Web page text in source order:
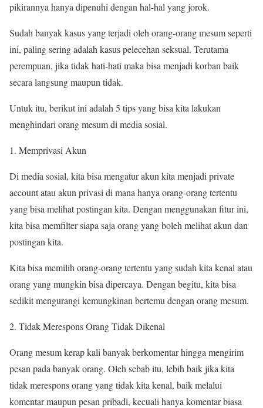
pikirannya hanya dipenuhi dengan hal-hal yang jorok.
Sudah banyak kasus yang terjadi oleh orang-orang mesum seperti
ini, paling sering adalah kasus pelecehan seksual. Terutama
perempuan, jika tidak hati-hati maka bisa menjadi korban baik
secara langsung maupun tidak.
Untuk itu, berikut ini adalah 5 tips yang bisa kita lakukan
menghindari orang mesum di media sosial.
Memprivasi Akun
Di media sosial, kita bisa mengatur akun kita menjadi private
account atau akun privasi di mana hanya orang-orang tertentu
yang bisa melihat postingan kita. Dengan menggunakan fitur ini,
kita bisa memfilter siapa saja orang yang boleh melihat akun dan
postingan kita.
Kita bisa memilih orang-orang tertentu yang sudah kita kenal atau
orang yang mungkin bisa dipercaya. Dengan begitu, kita bisa
sedikit mengurangi kemungkinan bertemu dengan orang mesum.
Tidak Merespons Orang Tidak Dikenal
Orang mesum kerap kali banyak berkomentar hingga mengirim
pesan pada banyak orang. Oleh sebab itu, lebih baik jika kita
tidak merespons orang yang tidak kita kenal, baik melalui
komentar maupun pesan pribadi, kecuali hanya komentar biasa